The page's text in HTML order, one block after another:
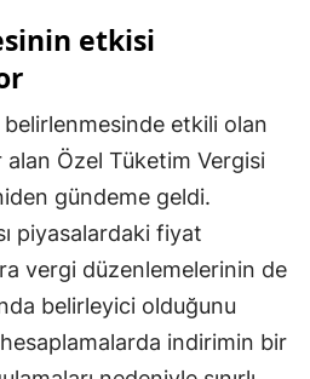
Kastamonu
Kayseri
Kırklareli
Kırşehir
Kocaeli
Konya
Kütahya
etkisi
belirlenmesinde etkili olan
alan Özel Tüketim Vergisi
gündeme geldi.
piyasalardaki fiyat
vergi düzenlemelerinin de
belirleyici olduğunu
indirimin bir